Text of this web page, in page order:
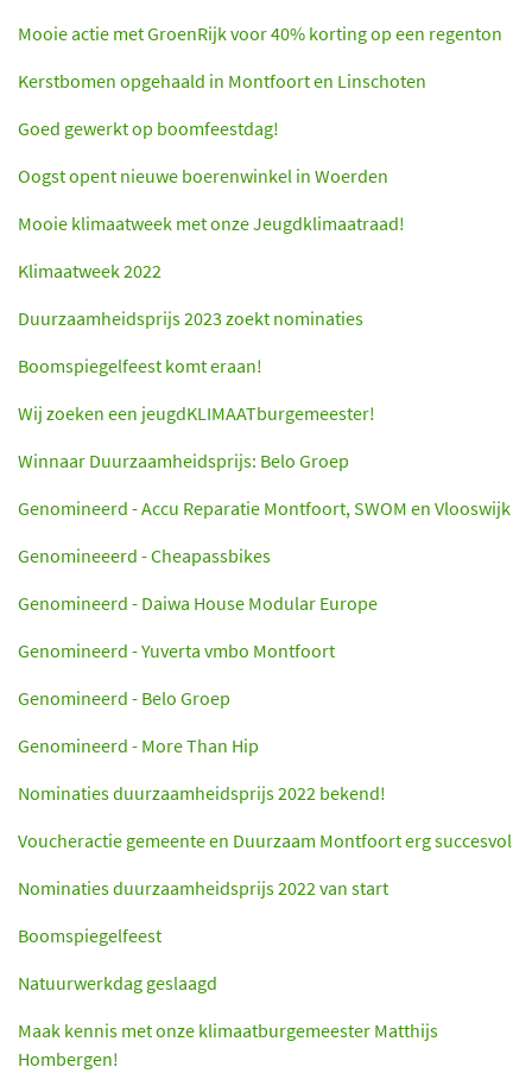
Mooie actie met GroenRijk voor 40% korting op een regenton
Kerstbomen opgehaald in Montfoort en Linschoten
Goed gewerkt op boomfeestdag!
Oogst opent nieuwe boerenwinkel in Woerden
Mooie klimaatweek met onze Jeugdklimaatraad!
Klimaatweek 2022
Duurzaamheidsprijs 2023 zoekt nominaties
Boomspiegelfeest komt eraan!
Wij zoeken een jeugdKLIMAATburgemeester!
Winnaar Duurzaamheidsprijs: Belo Groep
Genomineerd - Accu Reparatie Montfoort, SWOM en Vlooswijk
Genomineeerd - Cheapassbikes
Genomineerd - Daiwa House Modular Europe
Genomineerd - Yuverta vmbo Montfoort
Genomineerd - Belo Groep
Genomineerd - More Than Hip
Nominaties duurzaamheidsprijs 2022 bekend!
Voucheractie gemeente en Duurzaam Montfoort erg succesvol
Nominaties duurzaamheidsprijs 2022 van start
Boomspiegelfeest
Natuurwerkdag geslaagd
Maak kennis met onze klimaatburgemeester Matthijs
Hombergen!